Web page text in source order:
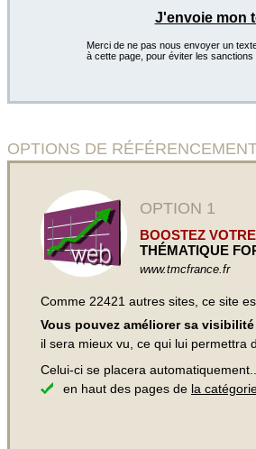
J'envoie mon
Merci de ne pas nous envoyer un
à cette page, pour éviter les
OPTIONS DE
OPTION 1
BOOSTEZ
THÉMATIQUE
www.tmcfrance.fr
Comme 22421 autres sites, ce site
Vous pouvez améliorer sa
il sera mieux vu, ce qui lui permettra
Celui-ci se placera automatiquement...
en haut des pages de la